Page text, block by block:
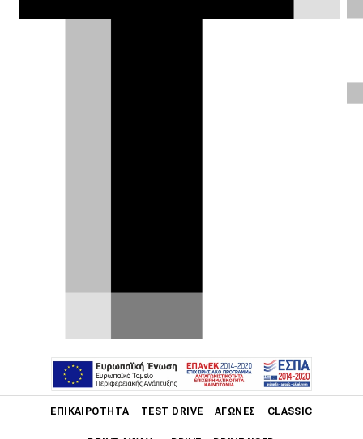
ΕΠΙΚΑΙΡΌΤΗΤΑ TEST DRIVE ΑΓΏΝΕΣ CLASSIC